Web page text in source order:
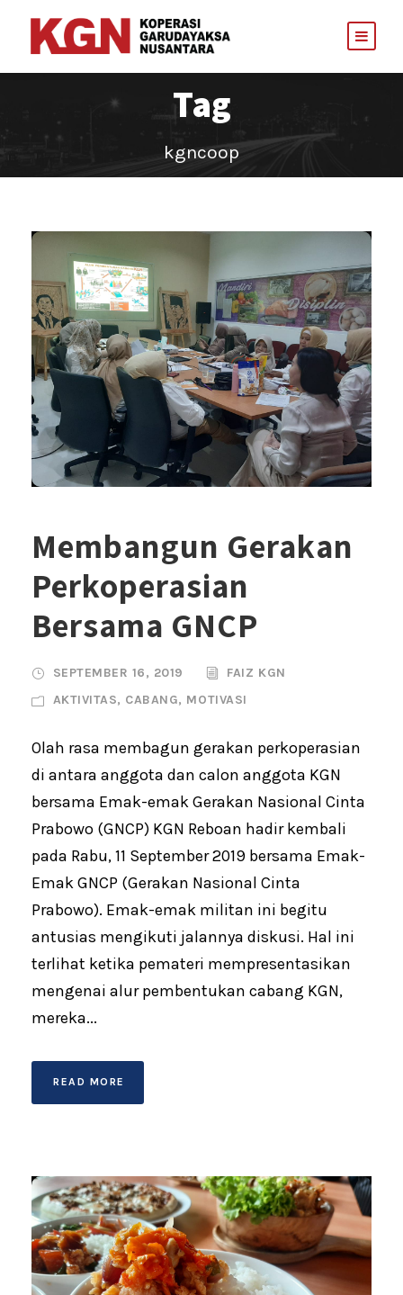
Tag
kgncoop
Membangun Gerakan
Perkoperasian
Bersama GNCP
SEPTEMBER 16, 2019
FAIZ KGN
AKTIVITAS, CABANG, MOTIVASI
Olah rasa membagun gerakan perkoperasian
di antara anggota dan calon anggota KGN
bersama Emak-emak Gerakan Nasional Cinta
Prabowo (GNCP) KGN Reboan hadir kembali
pada Rabu, 11 September 2019 bersama Emak-
Emak GNCP (Gerakan Nasional Cinta
Prabowo). Emak-emak militan ini begitu
antusias mengikuti jalannya diskusi. Hal ini
terlihat ketika pemateri mempresentasikan
mengenai alur pembentukan cabang KGN,
mereka...
READ MORE